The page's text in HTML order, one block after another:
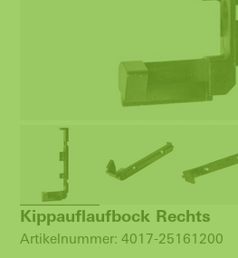
Kippauflaufbock Rechts
Artikelnummer: 4017-25161200